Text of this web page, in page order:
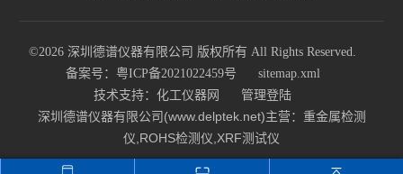
©2026 深圳德谱仪器有限公司 版权所有 All Rights Reserved.
备案号：粤ICP备2021022459号
sitemap.xml
技术支持： 化工仪器网 管理登陆
深圳德谱仪器有限公司(www.delptek.net)主营：重金属检测
仪,ROHS检测仪,XRF测试仪